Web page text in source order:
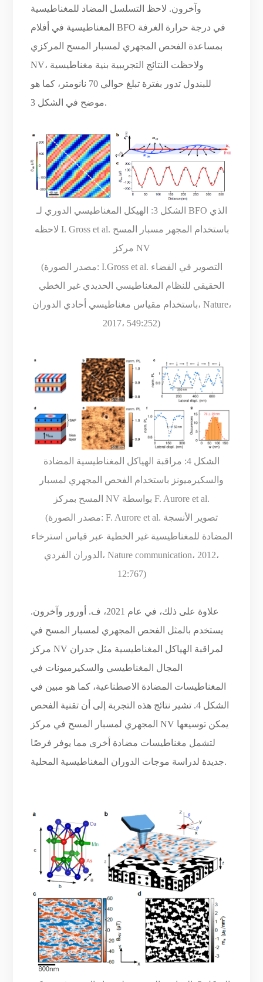
وآخرون. لاحظ التسلسل المضاد للمغناطيسية
المغناطيسية في أفلام BFO في درجة حرارة الغرفة
بمساعدة الفحص المجهري لمسبار المسح المركزي
NV، ولاحظت النتائج التجريبية بنية مغناطيسية
للبندول تدور بفترة تبلغ حوالي 70 نانومتر، كما هو
موضح في الشكل 3.
الشكل 3: الهيكل المغناطيسي الدوري لـ BFO الذي
لاحظه I. Gross et al. باستخدام المجهر مسبار المسح
مركز NV
(مصدر الصورة: I.Gross et al. التصوير في الفضاء
الحقيقي للنظام المغناطيسي الحديدي غير الخطي
باستخدام مقياس مغناطيسي أحادي الدوران، Nature،
2017، 549:252)
الشكل 4: مراقبة الهياكل المغناطيسية المضادة
والسكيرميونز باستخدام الفحص المجهري لمسبار
المسح بمركز NV بواسطة F. Aurore et al.
(مصدر الصورة: F. Aurore et al. تصوير الأنسجة
المضادة للمغناطيسية غير الخطية عبر قياس استرخاء
الدوران الفردي، Nature communication، 2012،
12:767)
علاوة على ذلك، في عام 2021، ف. أورور وآخرون.
يستخدم بالمثل الفحص المجهري لمسبار المسح في
مركز NV لمراقبة الهياكل المغناطيسية مثل جدران
المجال المغناطيسي والسكيرميونات في
المغناطيسات المضادة الاصطناعية، كما هو مبين في
الشكل 4. تشير نتائج هذه التجربة إلى أن تقنية الفحص
المجهري لمسبار المسح في مركز NV يمكن توسيعها
لتشمل مغناطيسات مضادة أخرى مما يوفر فرصًا
جديدة لدراسة موجات الدوران المغناطيسية المحلية.